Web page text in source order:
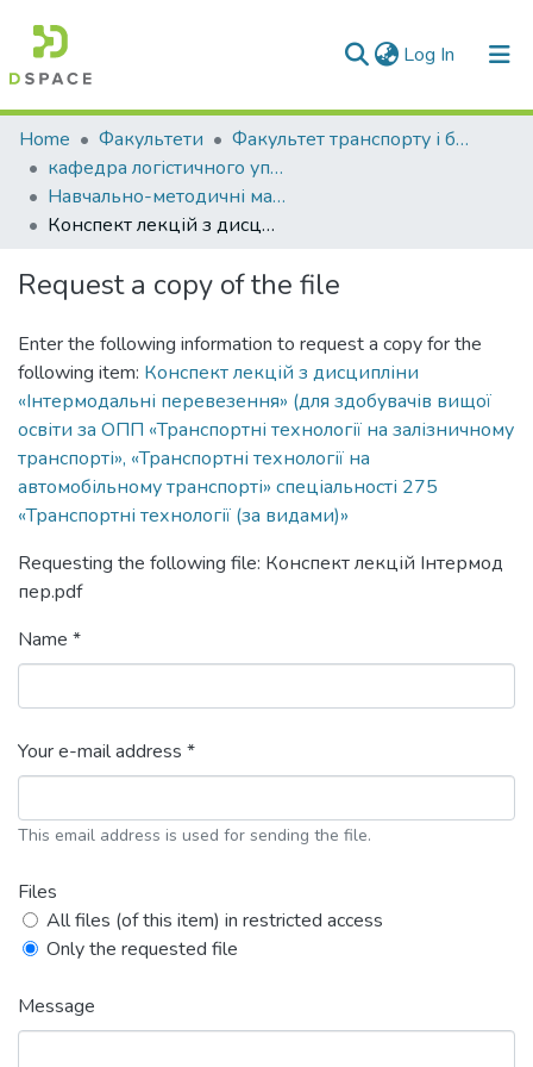
Log In (current)
Communities & Collections
All of DSpace
Statistics
Home Факультети
Факультет транспорту і будівництва
кафедра логістичного управління та безпеки руху на транспорті
Навчально-методичні матеріали (КЛУБРТ)
Конспект лекцій з дисципліни «Інтермодальні перевезення» (для здобувачів вищої освіти за ОПП «Транспортні технології на залізничному транспорті», «Транспортні технології на автомобільному транспорті» спеціальності 275 «Транспортні технології (за видами)»
Request a copy of the file
Enter the following information to request a copy for the
following item: Конспект лекцій з дисципліни
«Інтермодальні перевезення» (для здобувачів вищої
освіти за ОПП «Транспортні технології на залізничному
транспорті», «Транспортні технології на
автомобільному транспорті» спеціальності 275
«Транспортні технології (за видами)»
Requesting the following file: Конспект лекцій Інтермод
пер.pdf
Name *
Your e-mail address *
This email address is used for sending the file.
Files
All files (of this item) in restricted access
Only the requested file
Message